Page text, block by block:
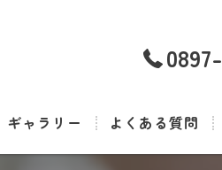
ギャラリー よくある質問